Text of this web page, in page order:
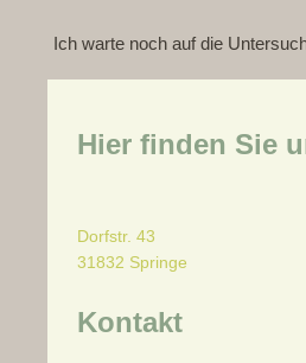
Ich warte noch auf die
Hier finden Sie
Dorfstr. 43
31832 Springe
Kontakt